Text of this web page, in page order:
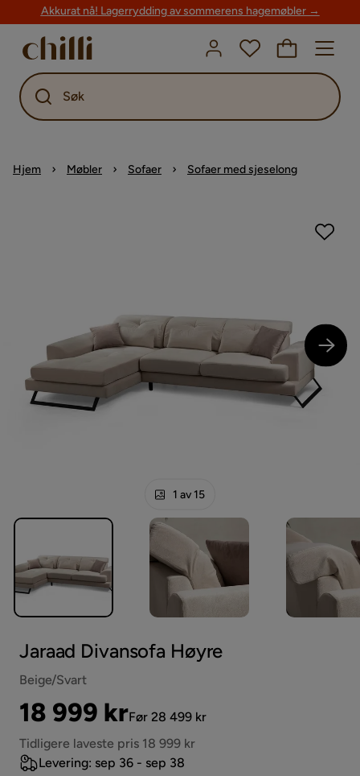
Akkurat nå! Lagerrydding av sommerens hagemøbler →
Søk
Hjem Møbler Sofaer Sofaer med sjeselong
1 av 15
Jaraad Divansofa Høyre
Beige/Svart
Pris
18 999 kr
Original
Pris
Før 28 499 kr
Tidligere laveste pris 18 999 kr
Levering: sep 36 - sep 38